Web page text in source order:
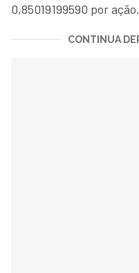
0,85019199590 por ação.
CONTINUA